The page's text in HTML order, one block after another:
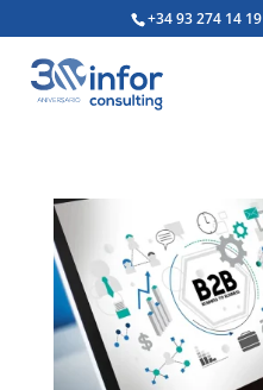
+34 93 274 14 19